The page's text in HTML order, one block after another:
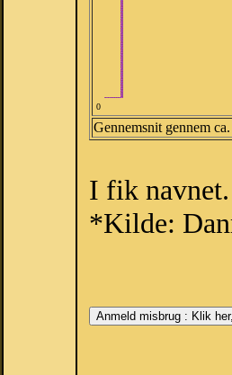
0
Gennemsnit gennem
I fik navnet.
*Kilde: